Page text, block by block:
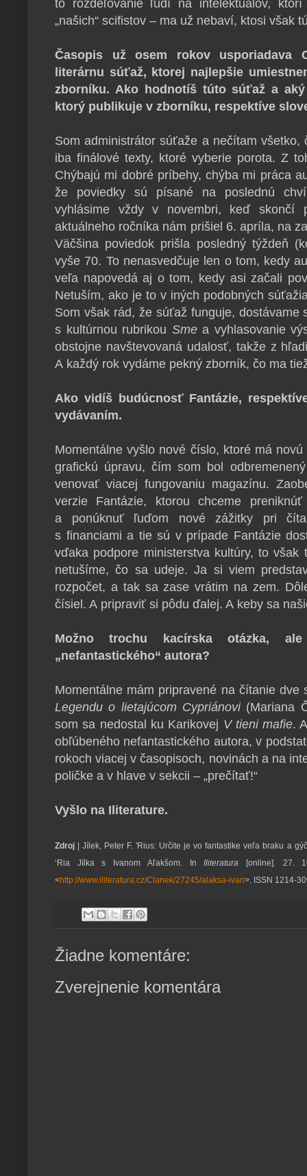
to rozdeľovanie ľudí na intelektuálov,
„našich“ scifistov – ma už nebaví, ktosi však
Časopis už osem rokov usporiadava
literárnu súťaž, ktorej najlepšie
zborníku. Ako hodnotíš túto súťaž a
ktorý publikuje v zborníku, respektíve
Som administrátor súťaže a nečítam
iba finálové texty, ktoré vyberie porota. Z
Chýbajú mi dobré príbehy, chýba mi práca
že poviedky sú písané na poslednú
vyhlásime vždy v novembri, keď skončí
aktuálneho ročníka nám prišiel 6. apríla, na
Väčšina poviedok prišla posledný týždeň
vyše 70. To nenasvedčuje len o tom, kedy
veľa napovedá aj o tom, kedy asi začali
Netuším, ako je to v iných podobných
Som však rád, že súťaž funguje, dostávame
s kultúrnou rubrikou Smea vyhlasovanie
obstojne navštevovaná udalosť, takže z
A každý rok vydáme pekný zborník, čo ma
Ako vidíš budúcnosť Fantázie,
vydávaním.
Momentálne vyšlo nové číslo, ktoré má
grafickú úpravu, čím som bol
venovať viacej fungovaniu magazínu.
verzie Fantázie, ktorou chceme
a ponúknuť ľuďom nové zážitky pri
s financiami a tie sú v prípade Fantázie
vďaka podpore ministerstva kultúry, to
netušíme, čo sa udeje. Ja si viem
rozpočet, a tak sa zase vrátim na zem.
čísiel. A pripraviť si pôdu ďalej. A keby sa
Možno trochu kacírska otázka,
„nefantastického“ autora?
Momentálne mám pripravené na čítanie dve
Legendu o lietajúcom Cypriánovi(Mariana
som sa nedostal ku Karikovej V tieni mafie.
obľúbeného nefantastického autora, v
rokoch viacej v časopisoch, novinách a na
poličke a v hlave v sekcii – „prečítať!“
Vyšlo na Iliterature.
Zdroj | Jílek, Peter F. 'Rius: Určite je vo fantastike veľa braku a
‘Ria Jílka s Ivanom Aľakšom. InIliteratura [online]. 27.
<http://www.iliteratura.cz/Clanek/27245/alaksa-ivan>. ISSN 1214-
Žiadne komentáre:
Zverejnenie komentára